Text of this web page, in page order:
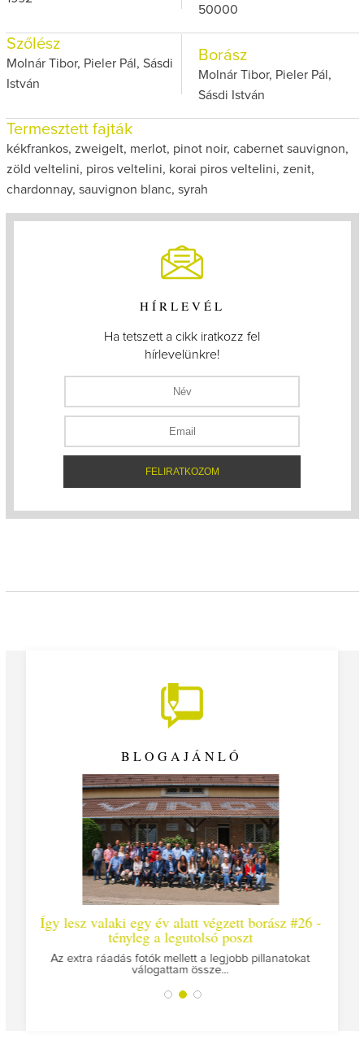
50000
Szőlész
Molnár Tibor, Pieler Pál, Sásdi
István
Borász
Molnár Tibor, Pieler Pál,
Sásdi István
Termesztett fajták
kékfrankos, zweigelt, merlot, pinot noir, cabernet sauvignon,
zöld veltelini, piros veltelini, korai piros veltelini, zenit,
chardonnay, sauvignon blanc, syrah
HÍRLEVÉL
Ha tetszett a cikk iratkozz fel
hírlevelünkre!
BLOGAJÁNLÓ
egy év alatt végzett borász #26 -
tényleg a legutolsó poszt
fotók mellett a legjobb pillanatokat
Így lesz valaki egy
Megírtuk a modulzáró